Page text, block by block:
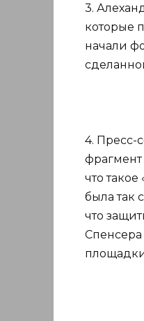
3.
которые
начали
4. Пресс-
фрагмент
что
была так
что